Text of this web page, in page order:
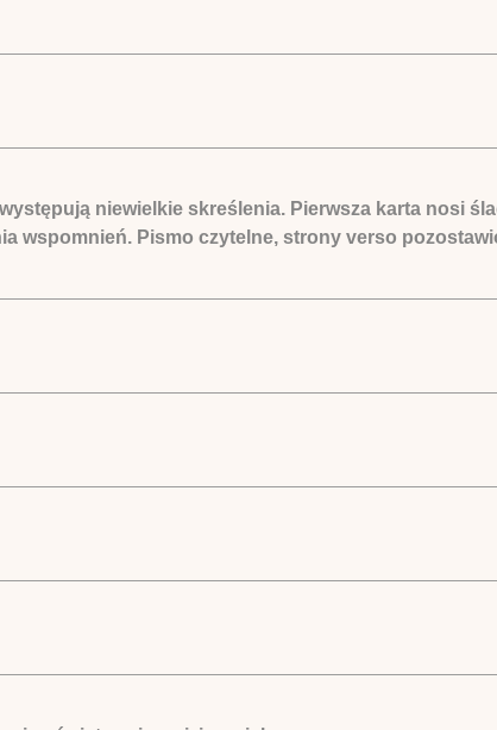
niewielkie skreślenia. Pierwsza karta nosi
wspomnień. Pismo czytelne, strony verso